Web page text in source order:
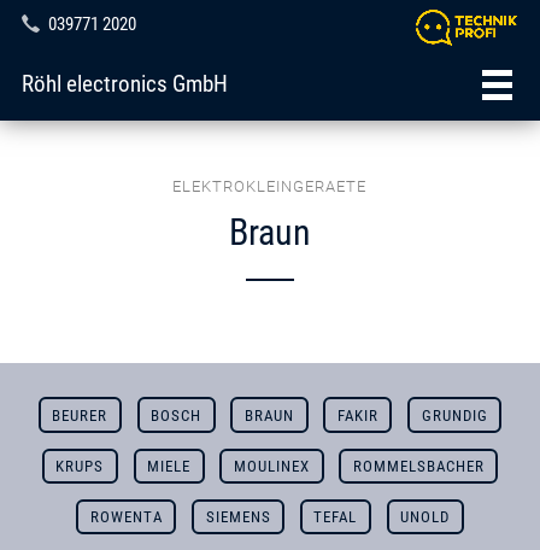
039771 2020
Röhl electronics GmbH
ELEKTROKLEINGERAETE
Braun
BEURER BOSCH BRAUN FAKIR GRUNDIG
KRUPS MIELE MOULINEX ROMMELSBACHER
ROWENTA SIEMENS TEFAL UNOLD